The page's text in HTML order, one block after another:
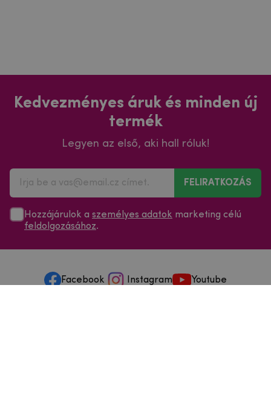
Kedvezményes áruk és minden új
termék
Legyen az első, aki hall róluk!
FELIRATKOZÁS
Hozzájárulok a személyes adatok marketing célú
feldolgozásához.
Facebook Instagram Youtube